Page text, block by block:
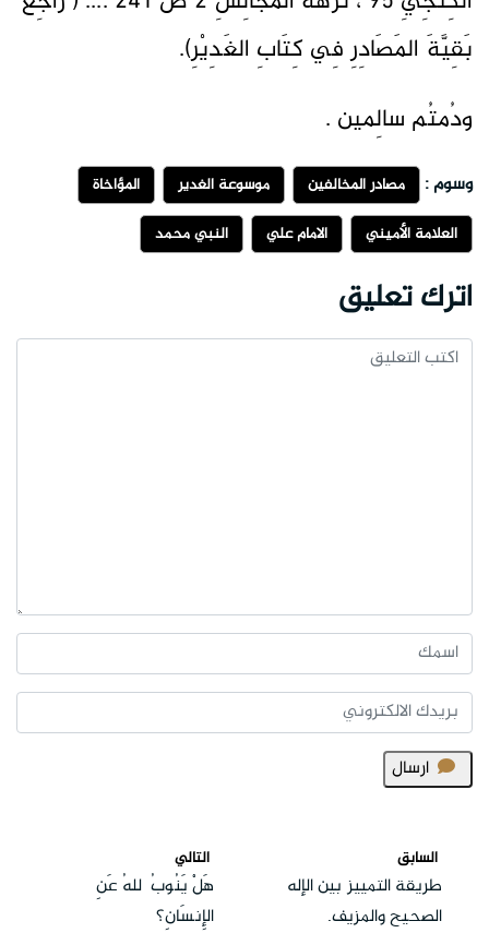
بَقِيَّةَ المَصَادِرِ فِي كِتَابِ الغَدِيْرِ).
ودُمتُم سالِمين .
وسوم : مصادر المخالفين موسوعة الغدير
المؤاخاة
العلامة الأميني
الامام علي النبي محمد
اترك تعليق
ارسال
السابق
طريقة التمييز بين الإله
الصحيح والمزيف.
التالي
هَلْ يَنُوبُ ٱللهُ عَنِ
الإِنسَانِ؟